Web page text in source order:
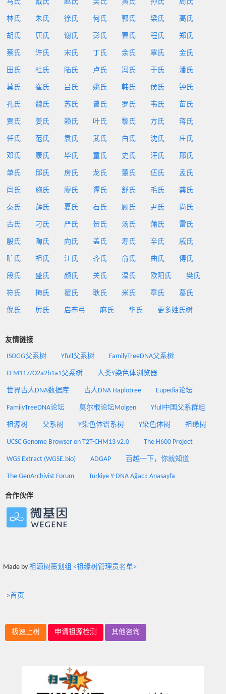
马氏 戴氏 赵氏 吴氏 黄氏 孙氏 周氏
林氏 朱氏 徐氏 何氏 郭氏 梁氏 高氏
胡氏 唐氏 谢氏 彭氏 曹氏 程氏 郑氏
蔡氏 许氏 宋氏 丁氏 余氏 覃氏 金氏
田氏 杜氏 陆氏 卢氏 冯氏 于氏 潘氏
莫氏 崔氏 吕氏 姚氏 韩氏 侯氏 钟氏
孔氏 魏氏 苏氏 曾氏 罗氏 韦氏 苗氏
贾氏 姜氏 赖氏 叶氏 黎氏 方氏 蒋氏
任氏 范氏 袁氏 武氏 白氏 沈氏 庄氏
邓氏 康氏 毕氏 童氏 史氏 汪氏 邢氏
单氏 邱氏 房氏 龙氏 董氏 伍氏 孟氏
闫氏 施氏 廖氏 谭氏 舒氏 毛氏 龚氏
秦氏 薛氏 夏氏 石氏 顾氏 尹氏 尚氏
古氏 刁氏 严氏 贺氏 汤氏 蒲氏 雷氏
殷氏 陶氏 向氏 盖氏 寿氏 辛氏 戚氏
旷氏 祖氏 江氏 齐氏 俞氏 曲氏 傅氏
段氏 盛氏 颜氏 关氏 温氏 欧阳氏 樊氏
符氏 梅氏 翟氏 耿氏 米氏 章氏 葛氏
倪氏 厉氏 启布弓 麻氏 华氏 更多姓氏树
友情链接
ISOGG父系树 Yfull父系树 FamilyTreeDNA父系树
O-M117/O2a2b1a1父系树 人类Y染色体浏览器
世界古人DNA数据库 古人DNA Haplotree Eupedia论坛
FamilyTreeDNA论坛 莫尔根论坛Molgen Yfull中国父系群组
祖源树 父系树 Y染色体谱系树 Y染色体树 祖缘树
UCSC Genome Browser on T2T-CHM13 v2.0 The H600 Project
WGS Extract (WGSE.bio) ADGAP 百越一下，你就知道
The GenArchivist Forum Türkiye Y-DNA Ağacı: Anasayfa
合作伙伴
Made by 祖源树策划组 <祖缘树管理员名单>
>首页
极速上树 申请祖源检测 其他咨询